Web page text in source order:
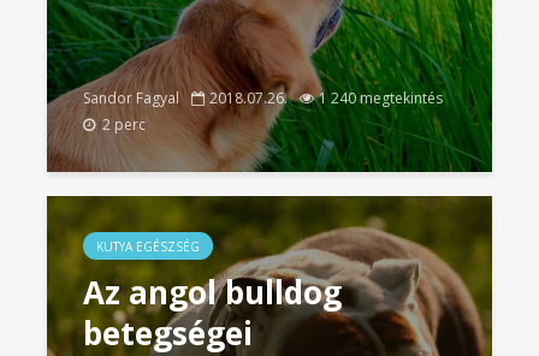
Sandor Fagyal 2018.07.26.
1 240 megtekintés
2 perc
KUTYA EGÉSZSÉG
Az angol bulldog
betegségei